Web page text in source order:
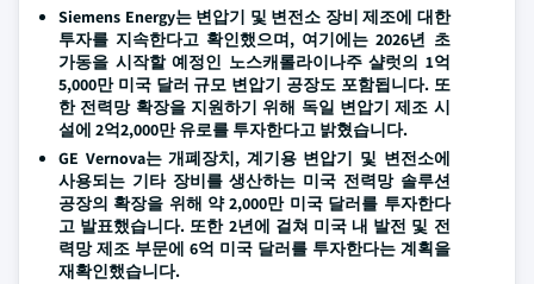
Siemens Energy는 변압기 및 변전소 장비 제조에 대한
투자를 지속한다고 확인했으며, 여기에는 2026년 초
가동을 시작할 예정인 노스캐롤라이나주 샬럿의 1억
5,000만 미국 달러 규모 변압기 공장도 포함됩니다. 또
한 전력망 확장을 지원하기 위해 독일 변압기 제조 시
설에 2억2,000만 유로를 투자한다고 밝혔습니다.
GE Vernova는 개폐장치, 계기용 변압기 및 변전소에
사용되는 기타 장비를 생산하는 미국 전력망 솔루션
공장의 확장을 위해 약 2,000만 미국 달러를 투자한다
고 발표했습니다. 또한 2년에 걸쳐 미국 내 발전 및 전
력망 제조 부문에 6억 미국 달러를 투자한다는 계획을
재확인했습니다.